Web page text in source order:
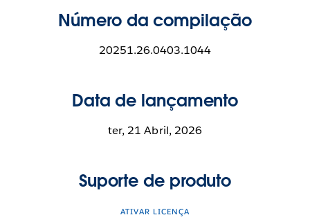
Número da compilação
20251.26.0403.1044
Data de lançamento
ter, 21 Abril, 2026
Suporte de produto
ATIVAR LICENÇA